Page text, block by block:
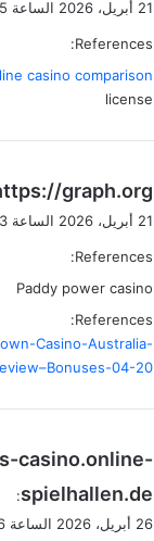
ل
21 أبريل، 2026 الساعة 5:35 ص
References:
casino comparison
license
ي
ل
graph.org/
21 أبريل، 2026 الساعة 2:03 م
References:
Paddy power casino
References:
Casino-Australia-
04-20
و
ل
casino.online-
spielhallen.de
:
26 أبريل، 2026 الساعة 5:16 ص